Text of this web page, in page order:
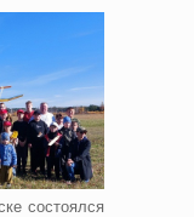
состоялся